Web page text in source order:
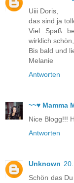
Uiii Doris,
das sind ja
Viel Spaß
wirklich
Bis bald und
Melanie
Antworten
~~♥ Mamma
Nice Blogg!!!
Antworten
Unknown
Schön das